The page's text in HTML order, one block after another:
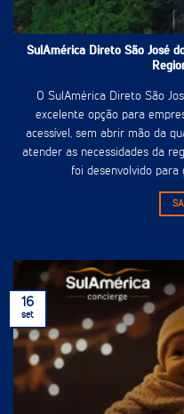
SulAmérica Direto São José
O SulAmérica Direto São
excelente opção para
acessível, sem abrir mão da
atender as necessidades da
foi desenvolvido para
16
set